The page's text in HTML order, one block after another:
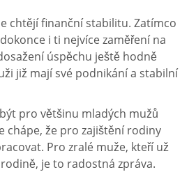
chtějí finanční stabilitu. Zatímco
i ti nejvíce zaměření na
úspěchu ještě hodně
již mají své podnikání a stabilní
pro většinu mladých mužů
chápe, že pro zajištění rodiny
Pro zralé muže, kteří už
je to radostná zpráva.